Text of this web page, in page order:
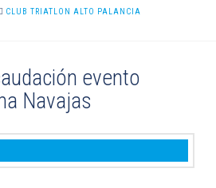
CLUB TRIATLON ALTO PALANCIA
evento
Navajas